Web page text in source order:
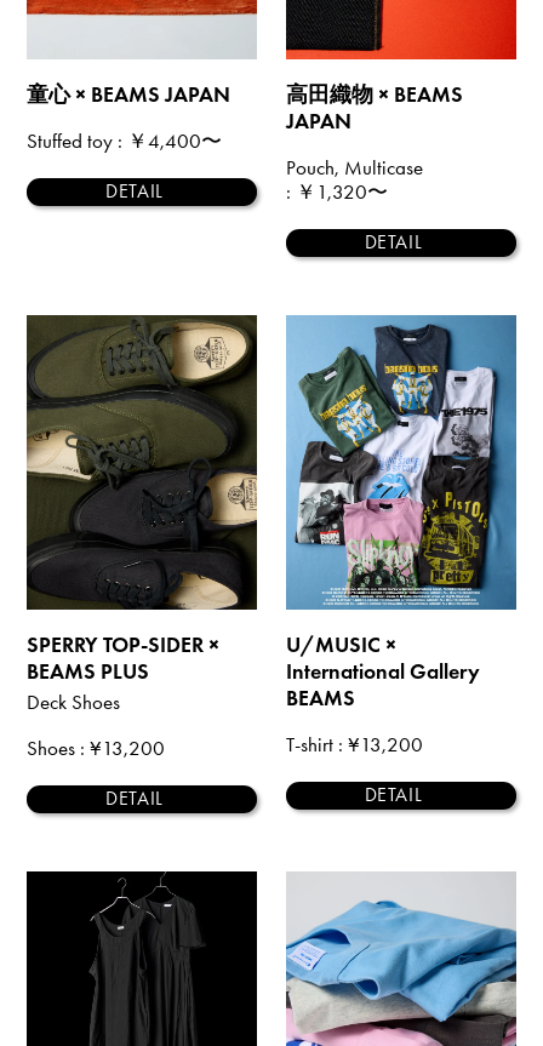
童心 × BEAMS JAPAN
Stuffed toy : ￥4,400〜
DETAIL
高田織物 × BEAMS
JAPAN
Pouch, Multicase
: ￥1,320〜
DETAIL
SPERRY TOP-SIDER ×
BEAMS PLUS
Deck Shoes
Shoes : ¥13,200
DETAIL
U/MUSIC ×
International Gallery
BEAMS
T-shirt: ¥13,200
DETAIL